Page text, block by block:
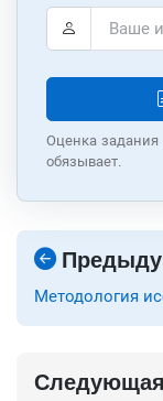
Оценка задания
обязывает.
Методология